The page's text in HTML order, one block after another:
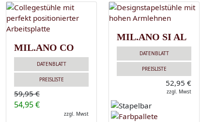
MIL.ANO CO
DATENBLATT
PREISLISTE
59,95 €
54,95 €
zzgl. Mwst
MIL.ANO SI AL
DATENBLATT
PREISLISTE
52,95 €
zzgl. Mwst